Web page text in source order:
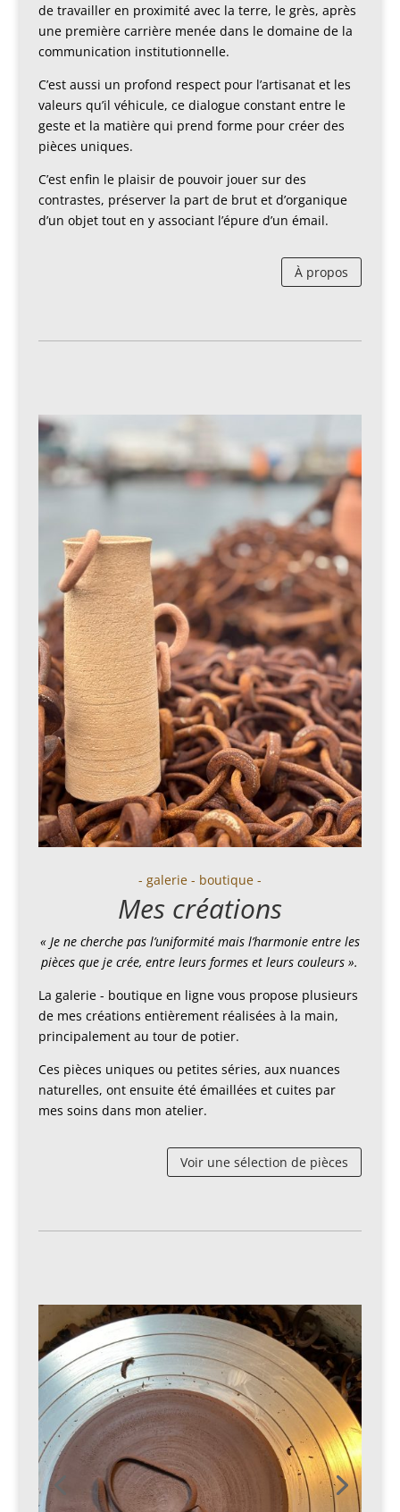
de travailler en proximité avec la terre, le grès, après
une première carrière menée dans le domaine de la
communication institutionnelle.
C’est aussi un profond respect pour l’artisanat et les
valeurs qu’il véhicule, ce dialogue constant entre le
geste et la matière qui prend forme pour créer des
pièces uniques.
C’est enfin le plaisir de pouvoir jouer sur des
contrastes, préserver la part de brut et d’organique
d’un objet tout en y associant l’épure d’un émail.
À propos
- galerie - boutique -
Mes créations
« Je ne cherche pas l’uniformité mais l’harmonie entre les
pièces que je crée, entre leurs formes et leurs couleurs ».
La galerie - boutique en ligne vous propose plusieurs
de mes créations entièrement réalisées à la main,
principalement au tour de potier.
Ces pièces uniques ou petites séries, aux nuances
naturelles, ont ensuite été émaillées et cuites par
mes soins dans mon atelier.
Voir une sélection de pièces